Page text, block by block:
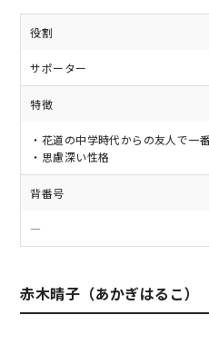
役割
サポーター
特徴
・花道の中学時代からの友人で一
・思慮深い性格
背番号
―
赤木晴子（あかぎはるこ）